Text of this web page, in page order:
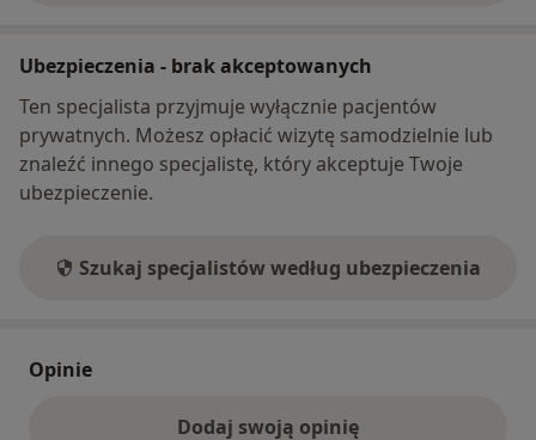
Ubezpieczenia - brak akceptowanych
Ten specjalista przyjmuje wyłącznie pacjentów
prywatnych. Możesz opłacić wizytę samodzielnie lub
znaleźć innego specjalistę, który akceptuje Twoje
ubezpieczenie.
Szukaj specjalistów według ubezpieczenia
Opinie
Dodaj swoją opinię